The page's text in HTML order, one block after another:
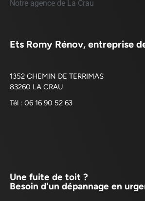
Notre agence de La Crau
Ets Romy Rénov, entreprise
1352 CHEMIN DE TERRIMAS
83260 LA CRAU
Tél : 06 16 90 52 63
Une fuite de toit ?
Besoin d'un dépannage en